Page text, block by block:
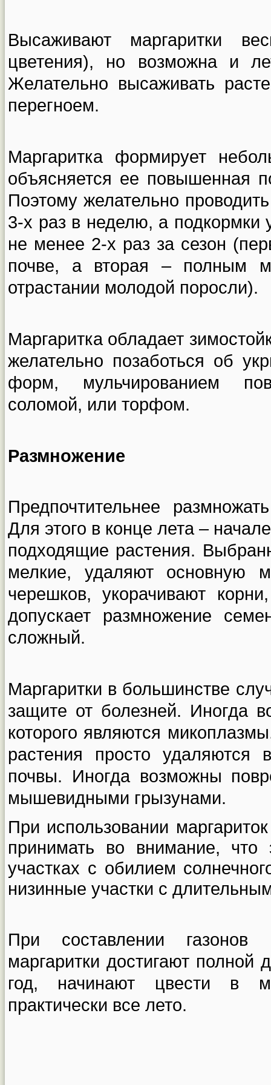
Высаживают маргаритки
цветения), но возможна и
Желательно высаживать
перегноем.
Маргаритка формирует
объясняется ее повышенная
Поэтому желательно
3-х раз в неделю, а подкормки
не менее 2-х раз за сезон
почве, а вторая – полным
отрастании молодой поросли).
Маргаритка обладает
желательно позаботься об
форм, мульчированием
соломой, или торфом.
Размножение
Предпочтительнее
Для этого в конце лета –
подходящие растения.
мелкие, удаляют основную
черешков, укорачивают
допускает размножение
сложный.
Маргаритки в большинстве
защите от болезней. Иногда
которого являются
растения просто
почвы. Иногда возможны
мышевидными грызунами.
При использовании
принимать во внимание, что
участках с обилием
низинные участки с
При составлении газонов
маргаритки достигают полной
год, начинают цвести в
практически все лето.